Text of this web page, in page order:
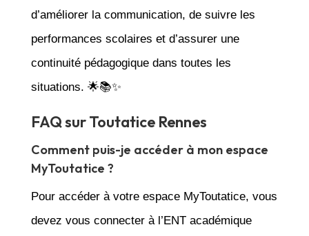
d’améliorer la communication, de suivre les
performances scolaires et d’assurer une
continuité pédagogique dans toutes les
situations. 🌟📚✨
FAQ sur Toutatice Rennes
Comment puis-je accéder à mon espace
MyToutatice ?
Pour accéder à votre espace MyToutatice, vous
devez vous connecter à l’ENT académique